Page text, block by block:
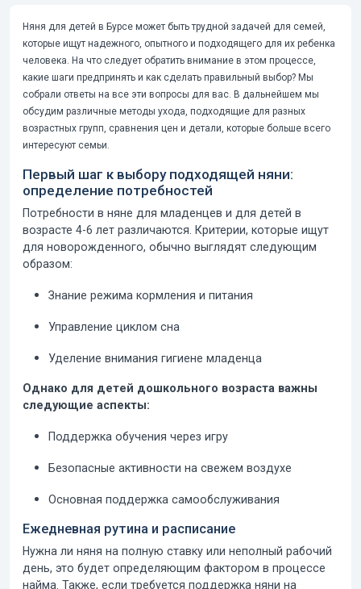
Няня для детей в Бурсе может быть трудной задачей для семей,
которые ищут надежного, опытного и подходящего для их ребенка
человека. На что следует обратить внимание в этом процессе,
какие шаги предпринять и как сделать правильный выбор? Мы
собрали ответы на все эти вопросы для вас. В дальнейшем мы
обсудим различные методы ухода, подходящие для разных
возрастных групп, сравнения цен и детали, которые больше всего
интересуют семьи.
Первый шаг к выбору подходящей няни:
определение потребностей
Потребности в няне для младенцев и для детей в
возрасте 4-6 лет различаются. Критерии, которые ищут
для новорожденного, обычно выглядят следующим
образом:
Знание режима кормления и питания
Управление циклом сна
Уделение внимания гигиене младенца
Однако для детей дошкольного возраста важны
следующие аспекты:
Поддержка обучения через игру
Безопасные активности на свежем воздухе
Основная поддержка самообслуживания
Ежедневная рутина и расписание
Нужна ли няня на полную ставку или неполный рабочий
день, это будет определяющим фактором в процессе
найма. Также, если требуется поддержка няни на